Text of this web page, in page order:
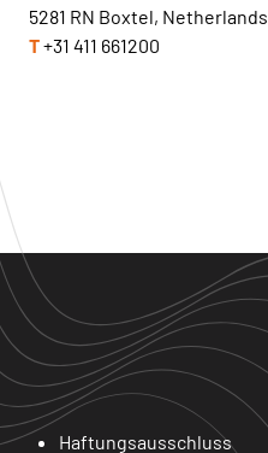
5281 RN Boxtel, Netherlands
T+31 411 661200
Haftungsausschluss